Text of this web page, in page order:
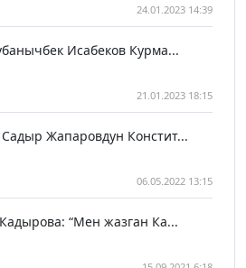
24.01.2023 14:39
Исабеков Курма...
21.01.2023 18:15
Жапаровдун Констит...
06.05.2022 13:15
“Мен жазган Ка...